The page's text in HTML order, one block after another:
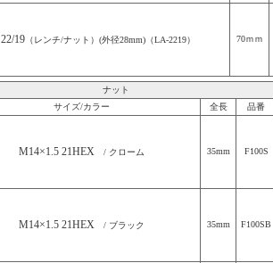
22/19（レンチ/ナット）(外径28mm)（LA-2219） 70ｍｍ
ナット
サイズ/カラー
全長 品番
M14×1.5 21HEX / クローム 35mm F100S
M14×1.5 21HEX / ブラック 35mm F100SB